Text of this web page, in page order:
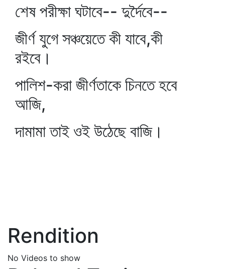
শেষ পরীক্ষা ঘটাবে-- দুর্দৈবে--
জীর্ণ যুগে সঞ্চয়েতে কী যাবে,কী
রইবে।
পালিশ-করা জীর্ণতাকে চিনতে হবে
আজি,
দামামা তাই ওই উঠেছে বাজি।
Rendition
No Videos to show